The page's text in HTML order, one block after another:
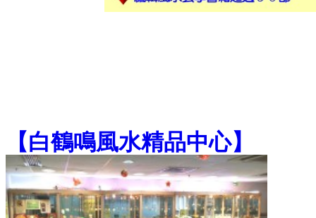
【白鶴鳴風水精品中心】